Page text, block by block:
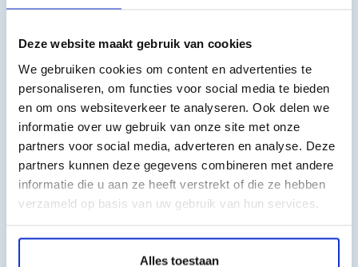
Deze website maakt gebruik van cookies
We gebruiken cookies om content en advertenties te
personaliseren, om functies voor social media te bieden
en om ons websiteverkeer te analyseren. Ook delen we
informatie over uw gebruik van onze site met onze
partners voor social media, adverteren en analyse. Deze
partners kunnen deze gegevens combineren met andere
informatie die u aan ze heeft verstrekt of die ze hebben
verzameld op basis van uw gebruik van hun services.
Alles toestaan
Interface: USB 2.0
Schrijven: tot 4 MB/s
Verpakking: single blister pack
Kleur: blauw
Extreem compact met de functionaliteit van een paper-
clip
Afmeting: 37 x 12.5 x 4.5 mm
Gewicht: 3g
In prijs inbegrepen: Heffing Stichting Thuiskopie